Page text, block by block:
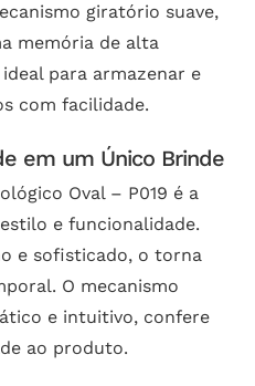
giratório suave,
memória de alta
para armazenar e
com facilidade.
em um Único Brinde
Oval – P019 é a
e funcionalidade.
e sofisticado, o torna
O mecanismo
e intuitivo, confere
ao produto.